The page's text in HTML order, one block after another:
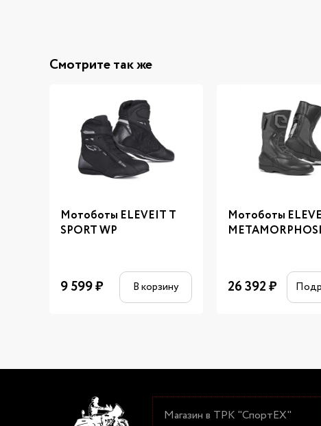
Смотрите так же
Мотоботы ELEVEIT T
SPORT WP
9 599₽ В корзину
Мотоботы
26 392₽
Магазин в ТРК "СпортЕХ"